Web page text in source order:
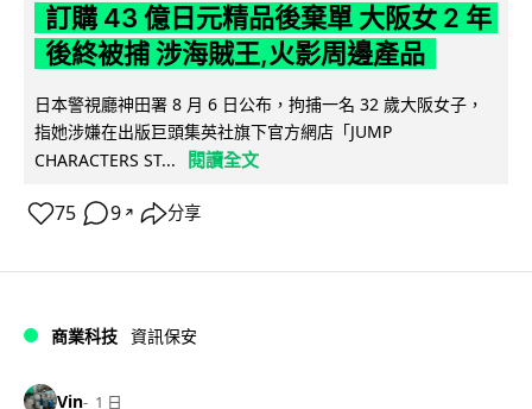
訂購 43 億日元精品後棄單 大阪女 2 年
後終被捕 涉海賊王,火影周邊產品
日本警視廳神田署 8 月 6 日公布，拘捕一名 32 歲大阪女子，
指她涉嫌在出版巨頭集英社旗下官方網店「JUMP
CHARACTERS ST...
閱讀全文
75 9 ↗ 分享
商業科技 資訊保安
Vin 1 日